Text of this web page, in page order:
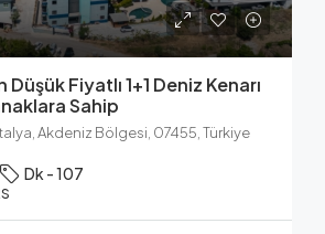
Düşük Fiyatlı 1+1 Deniz Kenarı
Sahip
Akdeniz Bölgesi, 07455, Türkiye
Dk - 107